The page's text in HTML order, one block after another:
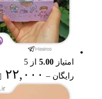
امتیاز 5.00 از 5
رایگان – ۲۲,۰۰۰